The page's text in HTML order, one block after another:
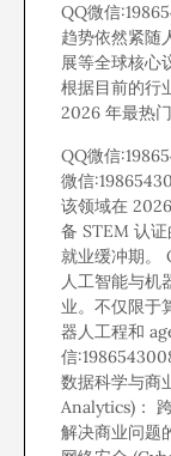
QQ微信
趋势依然紧随
展等全球核心
根据目前的行
2026 年最热
QQ微信
微信
该领域在
备 STEM 认
就业缓冲期。
人工智能与
业。不仅限于
器人工程和
信
数据科学与商
Analytics)：
解决商业问题